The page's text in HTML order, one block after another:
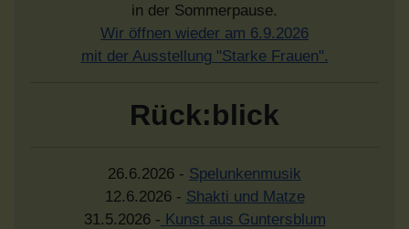
in der Sommerpause.
Wir öffnen wieder am 6.9.2026
mit der Ausstellung "Starke Frauen".
Rück:blick
26.6.2026 - Spelunkenmusik
12.6.2026 - Shakti und Matze
31.5.2026 - Kunst aus Guntersblum